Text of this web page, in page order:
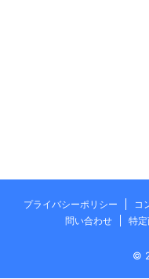
プライバシーポリシー コ
問い合わせ
特
©